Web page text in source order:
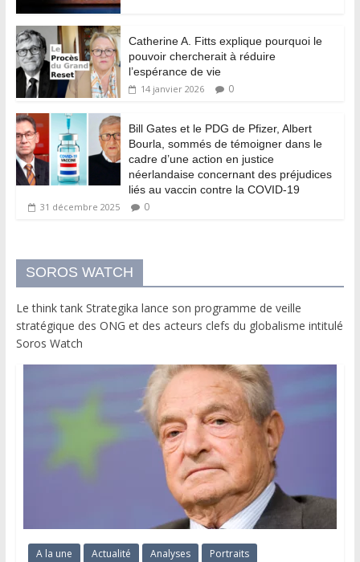
Catherine A. Fitts explique pourquoi le
pouvoir chercherait à réduire
l’espérance de vie
14 janvier 2026 0
Bill Gates et le PDG de Pfizer, Albert
Bourla, sommés de témoigner dans le
cadre d’une action en justice
néerlandaise concernant des préjudices
liés au vaccin contre la COVID-19
31 décembre 2025 0
SOROS WATCH
Le think tank Strategika lance son programme de veille
stratégique des ONG et des acteurs clefs du globalisme intitulé
Soros Watch
A la une Actualité Analyses
Portraits